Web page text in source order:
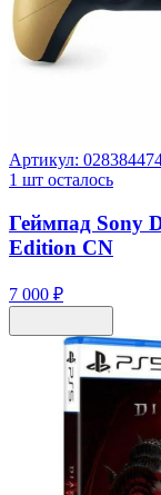
Артикул:
1 шт осталось
Геймпад Sony
Edition CN
7 000 ₽